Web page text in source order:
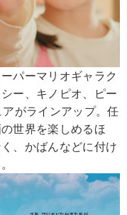
パーマリオギャラク
ー、キノピオ、ピー
がラインアップ。任
世界を楽しめるほ
、かばんなどに付け